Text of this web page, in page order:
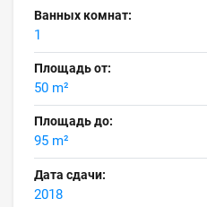
Ванных комнат:
1
Площадь от:
50 m²
Площадь до:
95 m²
Дата сдачи:
2018